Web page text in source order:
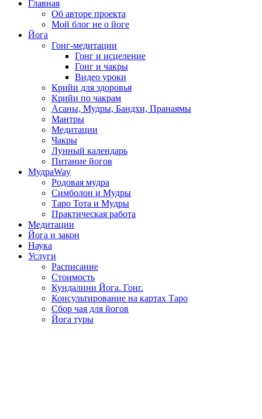
Главная
Об авторе проекта
Мой блог не о йоге
Йога
Гонг-медитации
Гонг и исцеление
Гонг и чакры
Видео уроки
Крийи для здоровья
Крийи по чакрам
Асаны, Мудры, Бандхи, Пранаямы
Мантры
Медитации
Чакры
Лунный календарь
Питание йогов
МудраWay
Родовая мудра
Симболон и Мудры
Таро Тота и Мудры
Практическая работа
Медитации
Йога и закон
Наука
Услуги
Расписание
Стоимость
Кундалини Йога. Гонг.
Консультирование на картах Таро
Сбор чая для йогов
Йога туры